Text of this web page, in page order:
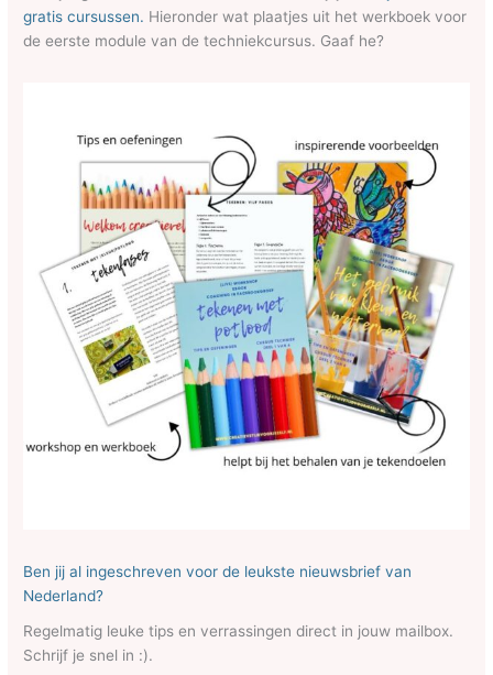
gratis cursussen. Hieronder wat plaatjes uit het werkboek voor
de eerste module van de techniekcursus. Gaaf he?
Ben jij al ingeschreven voor de leukste nieuwsbrief van
Nederland?
Regelmatig leuke tips en verrassingen direct in jouw mailbox.
Schrijf je snel in :).